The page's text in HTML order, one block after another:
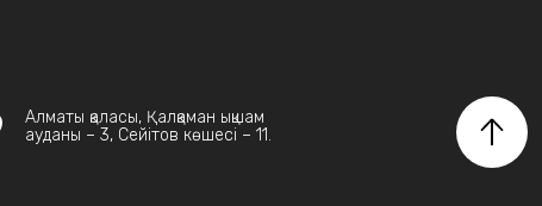
Алматы қаласы, Қалқаман ықшам
ауданы – 3, Сейітов көшесі – 11.